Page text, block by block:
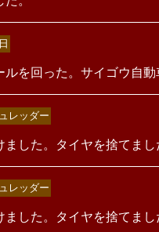
ルを回った。サイゴウ自
レッダー
ました。タイヤを捨てま
レッダー
ました。タイヤを捨てまし